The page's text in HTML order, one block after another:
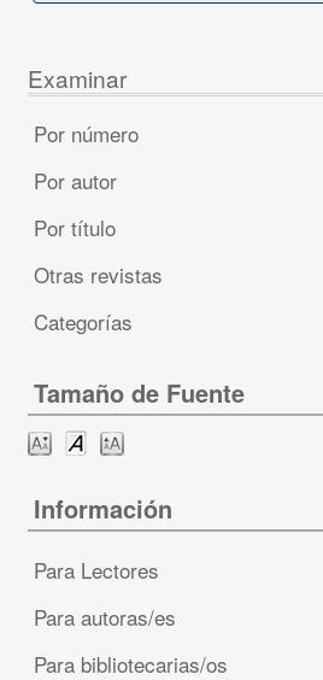
Examinar
Por número
Por autor
Por título
Otras revistas
Categorías
Tamaño de Fuente
Información
Para Lectores
Para autoras/es
Para bibliotecarias/os